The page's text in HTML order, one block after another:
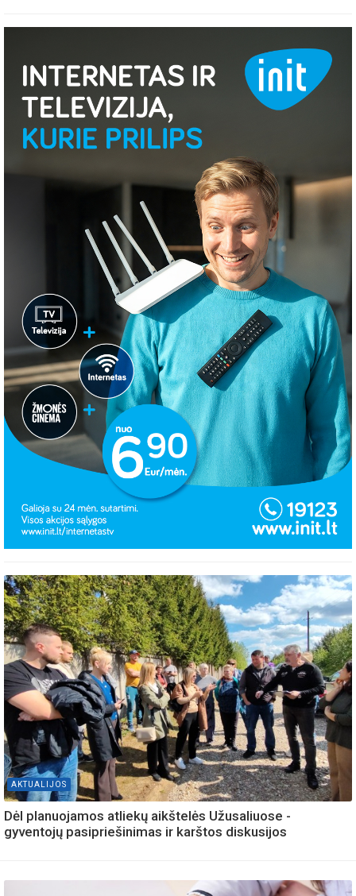
AKTUALIJOS
Dėl planuojamos atliekų aikštelės Užusaliuose -
gyventojų pasipriešinimas ir karštos diskusijos